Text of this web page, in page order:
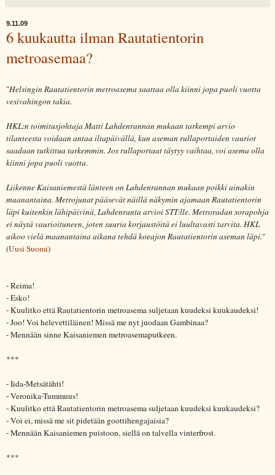
9.11.09
6 kuukautta ilman Rautatientorin
metroasemaa?
"Helsingin Rautatientorin metroasema saattaa olla kiinni jopa puoli vuotta
vesivahingon takia.
HKL:n toimitusjohtaja Matti Lahdenrannan mukaan tarkempi arvio
tilanteesta voidaan antaa iltapäivällä, kun aseman rullaportaiden vauriot
saadaan tutkittua tarkemmin. Jos rullaportaat täytyy vaihtaa, voi asema olla
kiinni jopa puoli vuotta.
Liikenne Kaisaniemestä länteen on Lahdenrannan mukaan poikki ainakin
maanantaina. Metrojunat pääsevät näillä näkymin ajamaan Rautatientorin
läpi kuitenkin lähipäivinä, Lahdenranta arvioi STT:lle. Metroradan sorapohja
ei näytä vaurioituneen, joten suuria korjaustöitä ei luultavasti tarvita. HKL
aikoo vielä maanantaina aikana tehdä koeajon Rautatientorin aseman läpi."
(Uusi Suomi)
- Reima!
- Esko!
- Kuulitko että Rautatientorin metroasema suljetaan kuudeksi kuukaudeksi!
- Joo! Voi helevettiläinen! Missä me nyt juodaan Gambinaa?
- Mennään sinne Kaisaniemen metroasemaputkeen.
***
- Iida-Metsätähti!
- Veronika-Tummuus!
- Kuulitko että Rautatientorin metroasema suljetaan kuudeksi kuukaudeksi?
- Voi ei, missä me sit pidetään goottihengajaisia?
- Mennään Kaisaniemen puistoon, siellä on talvella vinterfrost.
***